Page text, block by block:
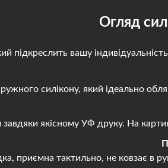
Огляд
вашу
силікону, який ідеально
якісному УФ друку. На
приємна тактильно, не ковзає в